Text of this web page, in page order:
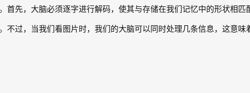
首先，大脑必须逐字进行解码，使其与存储在我们记忆中的形状相
不过，当我们看图片时，我们的大脑可以同时处理几条信息，这意